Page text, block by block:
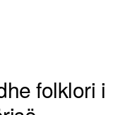
folklori i